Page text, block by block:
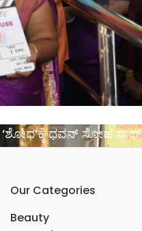
‘ಶೋಧ’ಕ್ಕೆ ಧವನ್ ಸೋಹ ಸಾಥ್
Our Categories
Beauty